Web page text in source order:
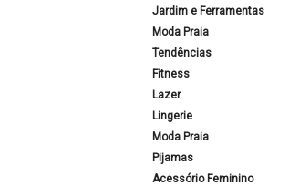
Jardim e Ferramentas
Moda Praia
Tendências
Fitness
Lazer
Lingerie
Moda Praia
Pijamas
Acessório Feminino